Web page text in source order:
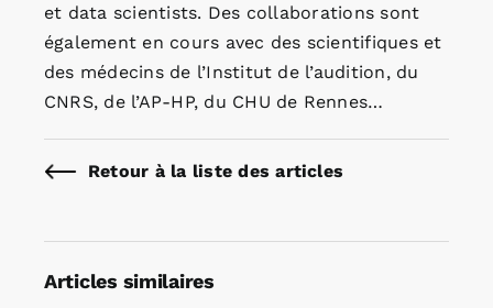
et data scientists. Des collaborations sont
également en cours avec des scientifiques et
des médecins de l’Institut de l’audition, du
CNRS, de l’AP-HP, du CHU de Rennes…
Retour à la liste des articles
Articles similaires